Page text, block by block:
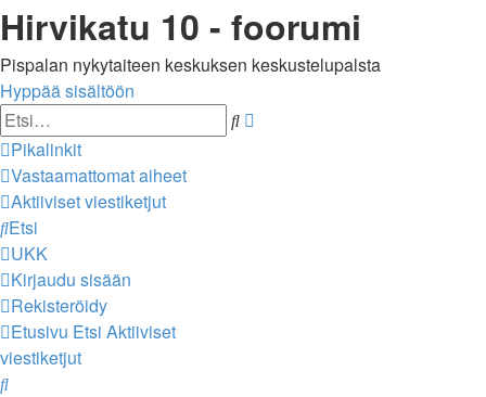
Hirvikatu 10 - foorumi
Pispalan nykytaiteen keskuksen keskustelupalsta
Hyppää sisältöön
Etsi
Pikalinkit
Vastaamattomat aiheet
Aktiiviset viestiketjut
Etsi
UKK
Kirjaudu sisään
Rekisteröidy
Etusivu Etsi Aktiiviset
viestiketjut
Etsi